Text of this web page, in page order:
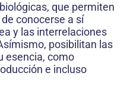
que permiten
conocerse a sí
y las interrelaciones
posibilitan las
esencia, como
e incluso